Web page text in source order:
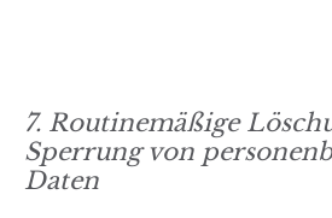
7. Routinemäßige
Sperrung von
Daten